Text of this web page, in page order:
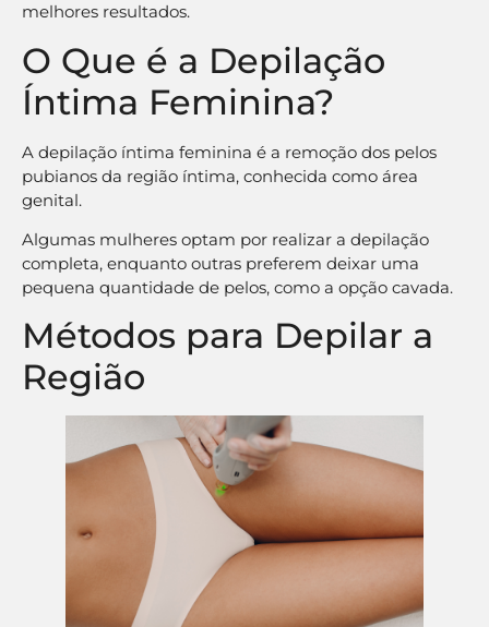
melhores resultados.
O Que é a Depilação
Íntima Feminina?
A depilação íntima feminina é a remoção dos pelos
pubianos da região íntima, conhecida como área
genital.
Algumas mulheres optam por realizar a depilação
completa, enquanto outras preferem deixar uma
pequena quantidade de pelos, como a opção cavada.
Métodos para Depilar a
Região